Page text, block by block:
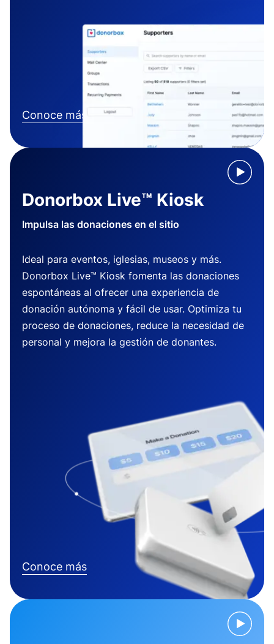
Conoce más
Donorbox Live™ Kiosk
Impulsa las donaciones en el sitio
Ideal para eventos, iglesias, museos y más.
Donorbox Live™ Kiosk fomenta las donaciones
espontáneas al ofrecer una experiencia de
donación autónoma y fácil de usar. Optimiza tu
proceso de donaciones, reduce la necesidad de
personal y mejora la gestión de donantes.
Conoce más